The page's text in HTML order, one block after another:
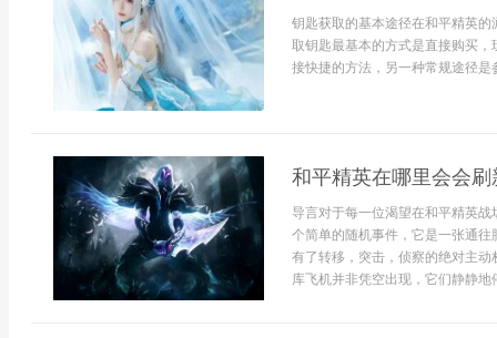
钥匙获取的基本途径在和平精英
取钥匙最基本的方式是直接购买
接快捷的方法，另一种常规途径
和平精英在哪里会会
导言对于每一位渴望在和平精英
个简单的随机事件，它是一张通
有了转移，突击，侦察的绝对主
库飞机并非凭空出现，它们静静地